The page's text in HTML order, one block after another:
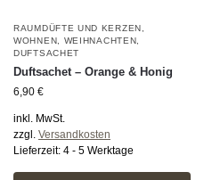
RAUMDÜFTE UND KERZEN
WOHNEN
WEIHNACHTEN
DUFTSACHET
Duftsachet – Orange & Honig
6,90 €
inkl. MwSt.
zzgl. Versandkosten
Lieferzeit: 4 - 5 Werktage